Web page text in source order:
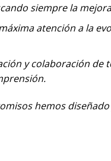
siempre la
atención a la
y colaboración
hemos